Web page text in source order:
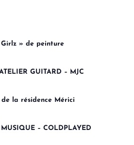
Girlz » de peinture
GUITARD – MJC
la résidence Mérici
MUSIQUE – COLDPLAYED